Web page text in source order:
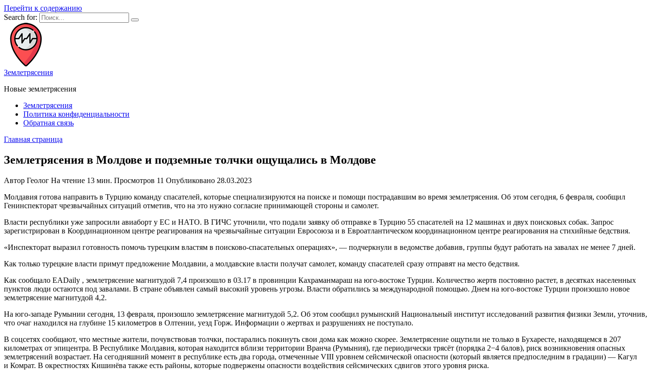
Перейти к содержанию
Search for:
Землетрясения
Новые землетрясения
Землетрясения
Политика конфиденциальности
Обратная связь
Главная страница
Землетрясения в Молдове и подземные толчки ощущались в Молдове
Автор Геолог На чтение 13 мин. Просмотров 11 Опубликовано 28.03.2023
Молдавия готова направить в Турцию команду спасателей, которые специализируются на поиске и помощи пострадавшим во время землетрясения. Об этом сегодня, 6 февраля, сообщил
Генинспекторат чрезвычайных ситуаций отметив, что на это нужно согласие принимающей стороны и самолет.
Власти республики уже запросили авиаборт у ЕС и НАТО. В ГИЧС уточнили, что подали заявку об отправке в Турцию 55 спасателей на 12 машинах и двух поисковых собак. Запрос
зарегистрирован в Координационном центре реагирования на чрезвычайные ситуации Евросоюза и в Евроатлантическом координационном центре реагирования на стихийные бедствия.
«Инспекторат выразил готовность помочь турецким властям в поисково-спасательных операциях», — подчеркнули в ведомстве добавив, группы будут работать на завалах не менее 7 дней.
Как только турецкие власти примут предложение Молдавии, а молдавские власти получат самолет, команду спасателей сразу отправят на место бедствия.
Как сообщало EADaily , землетрясение магнитудой 7,4 произошло в 03.17 в провинции Кахраманмараш на юго-востоке Турции. Количество жертв постоянно растет, в десятках населенных
пунктов люди остаются под завалами. В стране объявлен самый высокий уровень угрозы. Власти обратились за международной помощью. Днем на юго-востоке Турции произошло новое
землетрясение магнитудой 4,2.
На юго-западе Румынии сегодня, 13 февраля, произошло землетрясение магнитудой 5,2. Об этом сообщил румынский Национальный институт исследований развития физики Земли, уточнив,
что очаг находился на глубине 15 километров в Олтении, уезд Горж. Информации о жертвах и разрушениях не поступало.
В соцсетях сообщают, что местные жители, почувствовав толчки, постарались покинуть свои дома как можно скорее. Землетрясение ощутили не только в Бухаресте, находящемся в 207
километрах от эпицентра. В Республике Молдавия, которая находится вблизи территории Вранча (Румыния), где периодически трясёт (порядка 2−4 балов), риск возникновения опасных
землетрясений возрастает. На сегодняшний момент в республике есть два города, отмеченные VIII уровнем сейсмической опасности (который является предпоследним в градации) — Кагул
и Комрат. В окрестностях Кишинёва также есть районы, которые подвержены опасности воздействия сейсмических сдвигов этого уровня риска.